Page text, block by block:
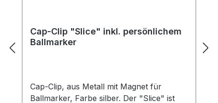
Cap-Clip "Slice" inkl. persönlichem
Ballmarker
Cap-Clip, aus Metall mit Magnet für
Ballmarker, Farbe silber. Der "Slice" ist